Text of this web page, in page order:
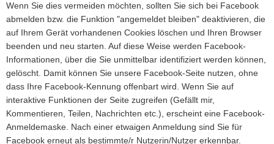
Wenn Sie dies vermeiden möchten, sollten Sie sich bei Facebook
abmelden bzw. die Funktion "angemeldet bleiben" deaktivieren, die
auf Ihrem Gerät vorhandenen Cookies löschen und Ihren Browser
beenden und neu starten. Auf diese Weise werden Facebook-
Informationen, über die Sie unmittelbar identifiziert werden können,
gelöscht. Damit können Sie unsere Facebook-Seite nutzen, ohne
dass Ihre Facebook-Kennung offenbart wird. Wenn Sie auf
interaktive Funktionen der Seite zugreifen (Gefällt mir,
Kommentieren, Teilen, Nachrichten etc.), erscheint eine Facebook-
Anmeldemaske. Nach einer etwaigen Anmeldung sind Sie für
Facebook erneut als bestimmte/r Nutzerin/Nutzer erkennbar.